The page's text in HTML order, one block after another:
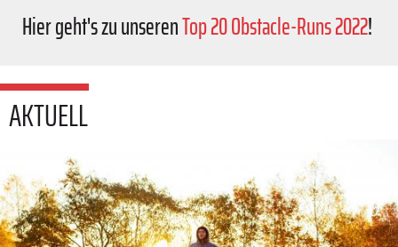
Hier geht's zu unserenTop 20 Obstacle-Runs 2022!
AKTUELL